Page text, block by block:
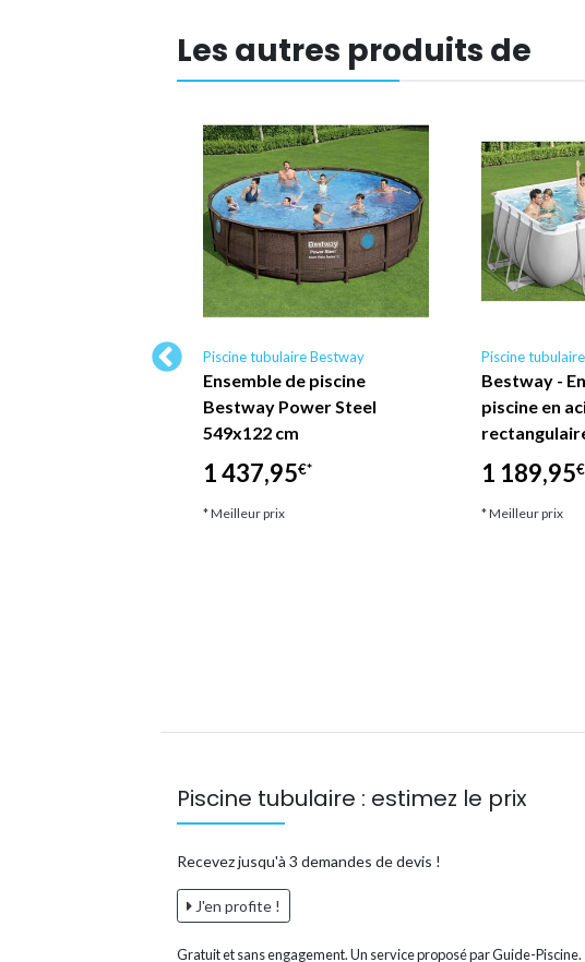
Les autres produits de
Piscine tubulaire Bestway
Ensemble de piscine
Bestway Power Steel
549x122 cm
1 437,95€*
* Meilleur prix
Piscine
Bestway -
piscine en
1 189,95
* Meilleur prix
Piscine tubulaire : estimez le prix
Recevez jusqu'à 3 demandes de devis !
J'en profite !
Gratuit et sans engagement. Un service proposé par Guide-Piscine.